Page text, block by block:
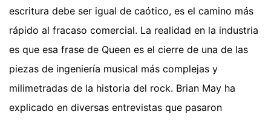
escritura debe ser igual de caótico, es el camino más
rápido al fracaso comercial. La realidad en la industria
es que esa frase de Queen es el cierre de una de las
piezas de ingeniería musical más complejas y
milimetradas de la historia del rock. Brian May ha
explicado en diversas entrevistas que pasaron